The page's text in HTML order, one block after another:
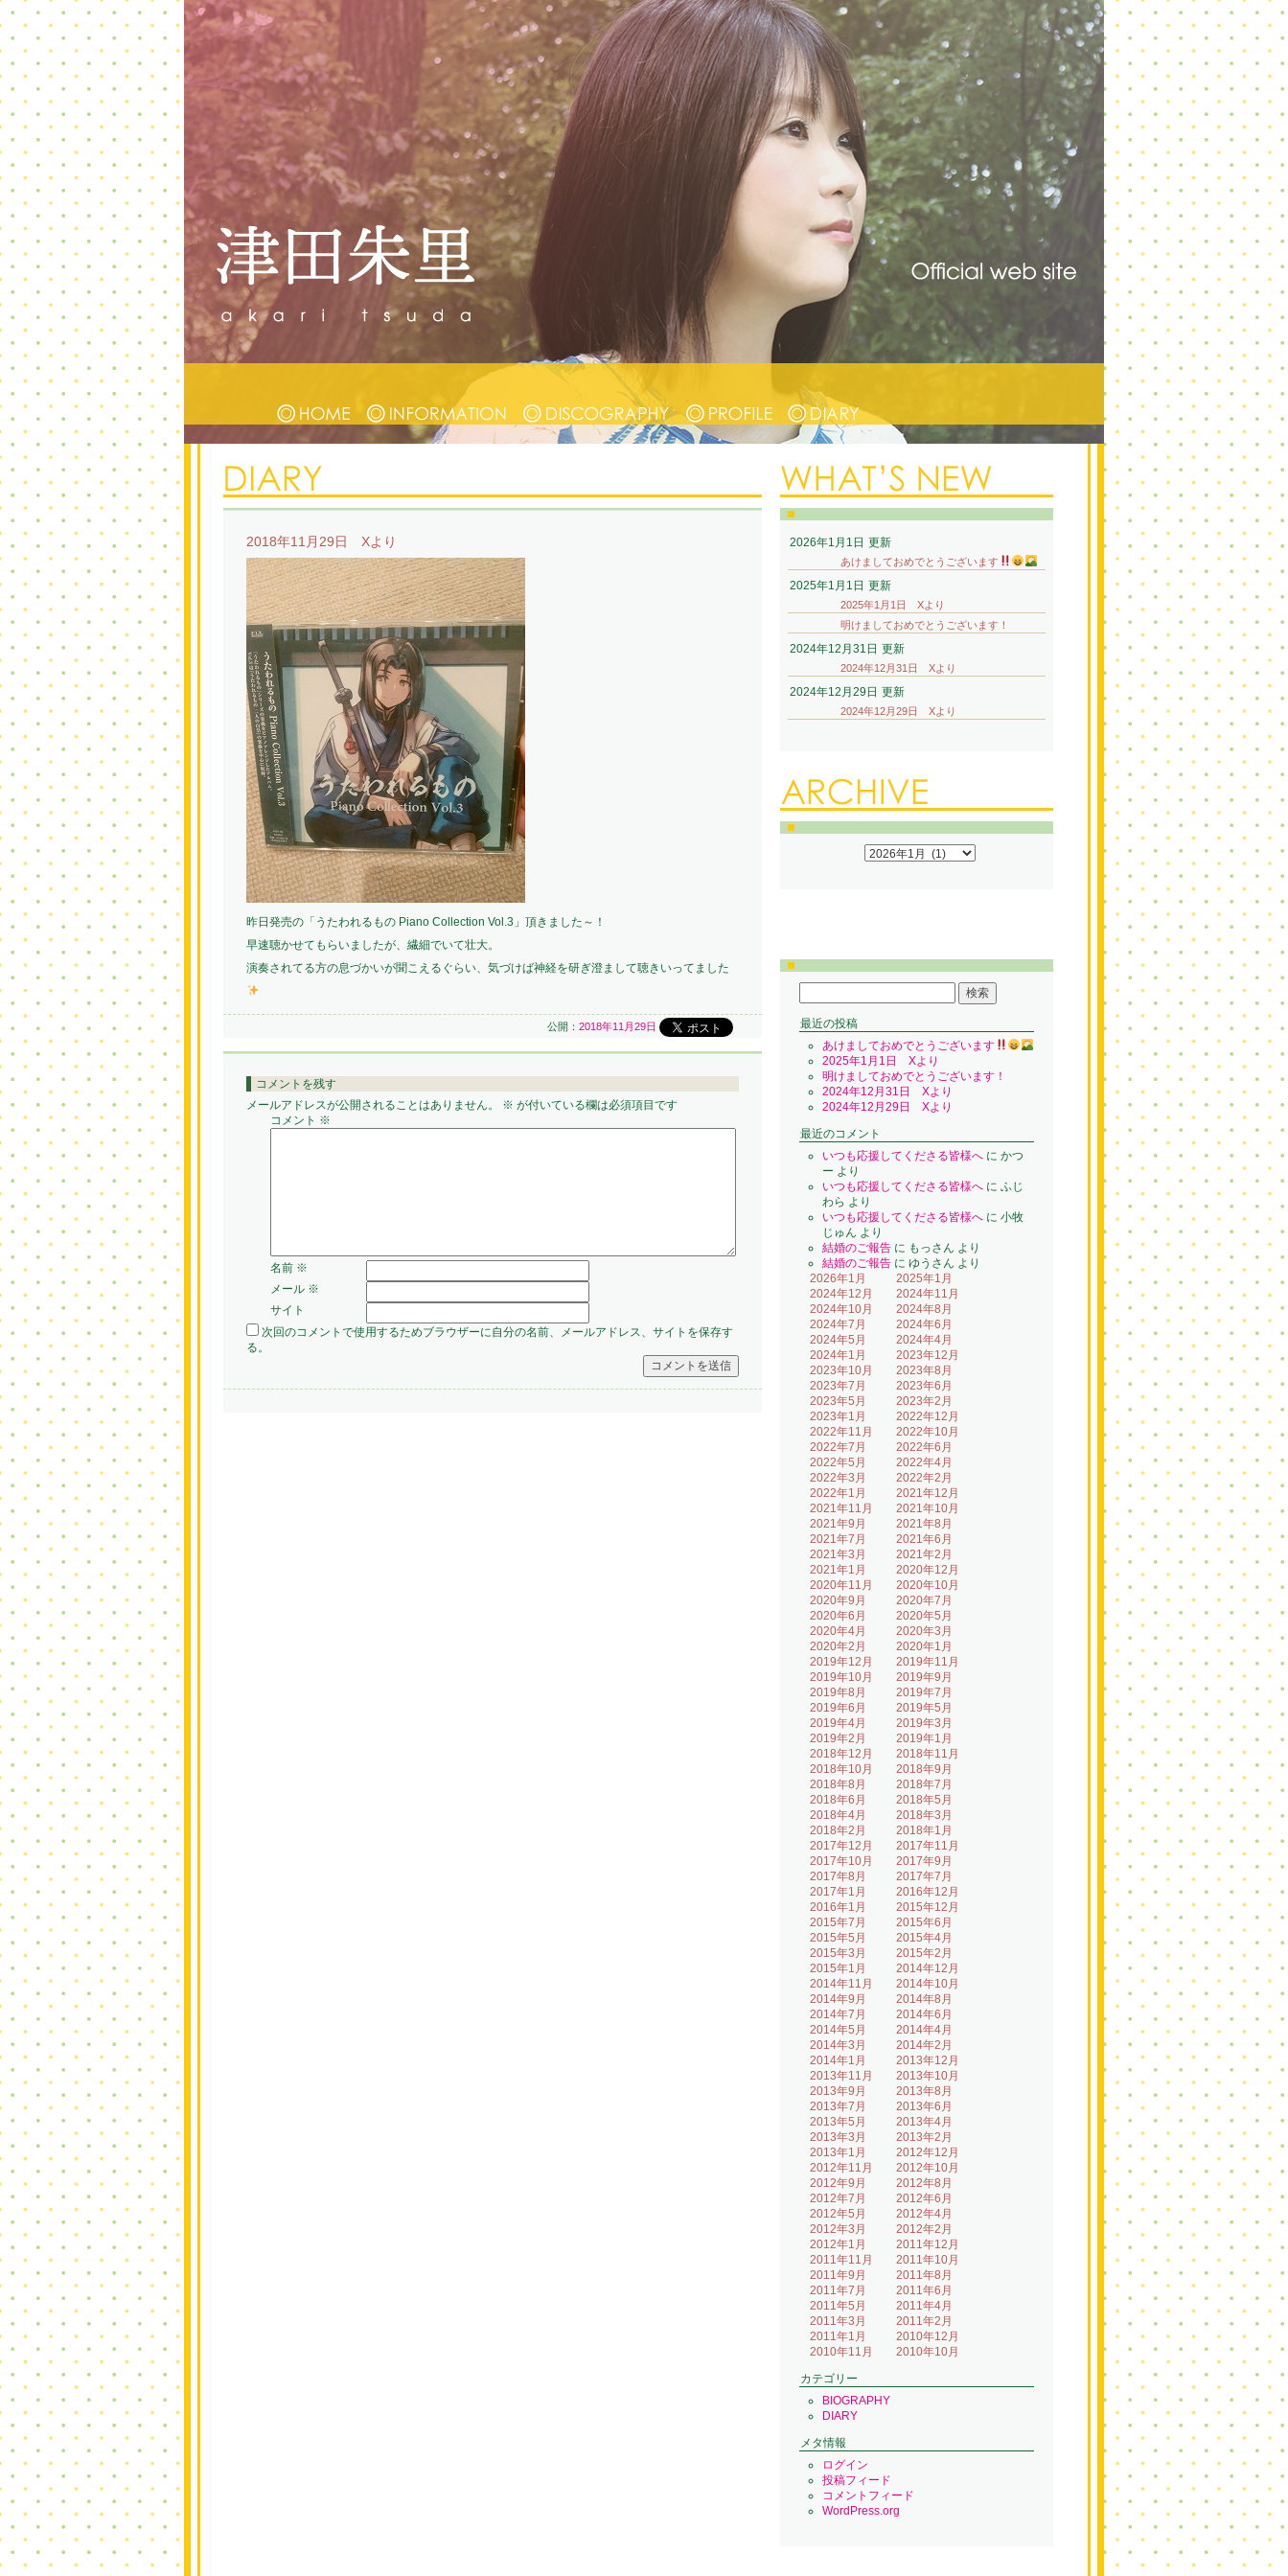
2018年11月29日 Xより
昨日発売の「うたわれるもの Piano Collection Vol.3」頂きました～！
早速聴かせてもらいましたが、繊細でいて壮大。
演奏されてる方の息づかいが聞こえるぐらい、気づけば神経を研ぎ澄まして聴きいってました
公開： 2018年11月29日
コメントを残す
メールアドレスが公開されることはありません。
※ が付いている欄は必須項目です
コメント ※
名前 ※
メール ※
サイト
次回のコメントで使用するためブラウザーに自分の名前、メールアドレス、サイトを保存す
る。
2026年1月1日 更新
あけましておめでとうございます
2025年1月1日 更新
2025年1月1日 Xより
明けましておめでとうございます！
2024年12月31日 更新
2024年12月31日 Xより
2024年12月29日 更新
2024年12月29日 Xより
索:
最近の投稿
あけましておめでとうございます
2025年1月1日 Xより
明けましておめでとうございます！
2024年12月31日 Xより
2024年12月29日 Xより
最近のコメント
いつも応援してくださる皆様へ に かつ
ー より
いつも応援してくださる皆様へ に ふじ
わら より
いつも応援してくださる皆様へ に 小牧
じゅん より
結婚のご報告 に もっさん より
結婚のご報告 に ゆうさん より
2026年1月
2025年1月
2024年12月
2024年11月
2024年10月
2024年8月
2024年7月
2024年6月
2024年5月
2024年4月
2024年1月
2023年12月
2023年10月
2023年8月
2023年7月
2023年6月
2023年5月
2023年2月
2023年1月
2022年12月
2022年11月
2022年10月
2022年7月
2022年6月
2022年5月
2022年4月
2022年3月
2022年2月
2022年1月
2021年12月
2021年11月
2021年10月
2021年9月
2021年8月
2021年7月
2021年6月
2021年3月
2021年2月
2021年1月
2020年12月
2020年11月
2020年10月
2020年9月
2020年7月
2020年6月
2020年5月
2020年4月
2020年3月
2020年2月
2020年1月
2019年12月
2019年11月
2019年10月
2019年9月
2019年8月
2019年7月
2019年6月
2019年5月
2019年4月
2019年3月
2019年2月
2019年1月
2018年12月
2018年11月
2018年10月
2018年9月
2018年8月
2018年7月
2018年6月
2018年5月
2018年4月
2018年3月
2018年2月
2018年1月
2017年12月
2017年11月
2017年10月
2017年9月
2017年8月
2017年7月
2017年1月
2016年12月
2016年1月
2015年12月
2015年7月
2015年6月
2015年5月
2015年4月
2015年3月
2015年2月
2015年1月
2014年12月
2014年11月
2014年10月
2014年9月
2014年8月
2014年7月
2014年6月
2014年5月
2014年4月
2014年3月
2014年2月
2014年1月
2013年12月
2013年11月
2013年10月
2013年9月
2013年8月
2013年7月
2013年6月
2013年5月
2013年4月
2013年3月
2013年2月
2013年1月
2012年12月
2012年11月
2012年10月
2012年9月
2012年8月
2012年7月
2012年6月
2012年5月
2012年4月
2012年3月
2012年2月
2012年1月
2011年12月
2011年11月
2011年10月
2011年9月
2011年8月
2011年7月
2011年6月
2011年5月
2011年4月
2011年3月
2011年2月
2011年1月
2010年12月
2010年11月
2010年10月
カテゴリー
BIOGRAPHY
DIARY
メタ情報
ログイン
投稿フィード
コメントフィード
WordPress.org